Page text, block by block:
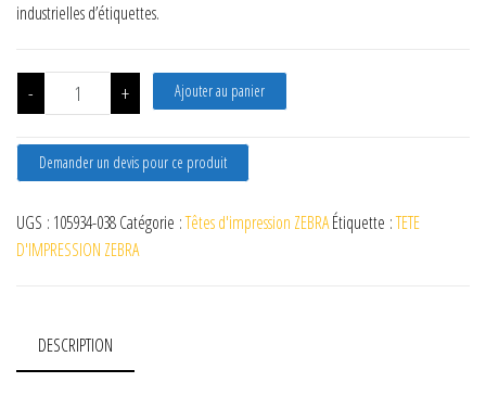
industrielles d’étiquettes.
- quantité de 105934-038 TETE ZEBRA GK420 GX420TT 203Dpi
+ Ajouter au panier
Demander un devis pour ce produit
UGS : 105934-038Catégorie :Têtes d'impression ZEBRAÉtiquette :TETE
D'IMPRESSION ZEBRA
DESCRIPTION